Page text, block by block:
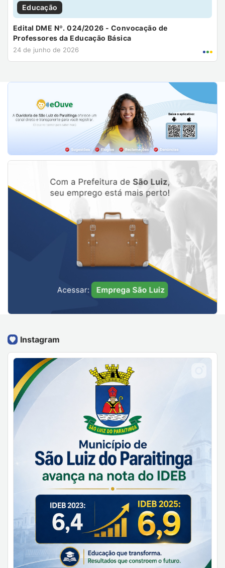
Educação
Edital DME Nº. 024/2026 - Convocação de
Professores da Educação Básica
24 de junho de 2026
Instagram